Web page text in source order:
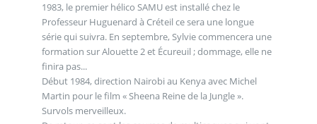
1983, le premier hélico SAMU est installé chez le
Professeur Huguenard à Créteil ce sera une longue
série qui suivra. En septembre, Sylvie commencera une
formation sur Alouette 2 et Écureuil ; dommage, elle ne
finira pas...
Début 1984, direction Nairobi au Kenya avec Michel
Martin pour le film « Sheena Reine de la Jungle ».
Survols merveilleux.